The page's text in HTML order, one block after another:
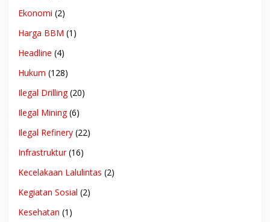
Ekonomi (2)
Harga BBM (1)
Headline (4)
Hukum (128)
Ilegal Drilling(20)
Ilegal Mining(6)
Ilegal Refinery (22)
Infrastruktur(16)
Kecelakaan Lalulintas (2)
Kegiatan Sosial (2)
Kesehatan (1)